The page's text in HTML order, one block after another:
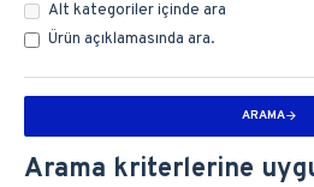
Alt kategoriler içinde ara
Ürün açıklamasında ara.
ARAMA
Arama kriterlerine